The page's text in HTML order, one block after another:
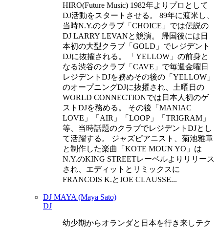
HIRO(Future Music) 1982年よりプロとして
DJ活動をスタートさせる。 89年に渡米し、
当時N.Y.のクラブ「CHOICE」では伝説の
DJ LARRY LEVANと競演。 帰国後には日
本初の大型クラブ「GOLD」でレジデント
DJに抜擢される。 「YELLOW」の前身と
なる渋谷のクラブ「CAVE」で毎週金曜日
レジデントDJを務めその後の「YELLOW」
のオープニングDJに抜擢され、土曜日の
WORLD CONNECTIONでは日本人初のゲ
ストDJを務める。 その後「MANIAC
LOVE」「AIR」「LOOP」「TRIGRAM」
等、当時話題のクラブでレジデントDJとし
て活躍する。 ジャズピアニスト、菊池雅章
と制作した楽曲「KOTE MOUN YO」は
N.Y.のKING STREETレーベルよりリリース
され、エディットとリミックスに
FRANCOIS K.とJOE CLAUSSE...
DJ MAYA (Maya Sato)
DJ
幼少期からオランダと日本を行き来しテク